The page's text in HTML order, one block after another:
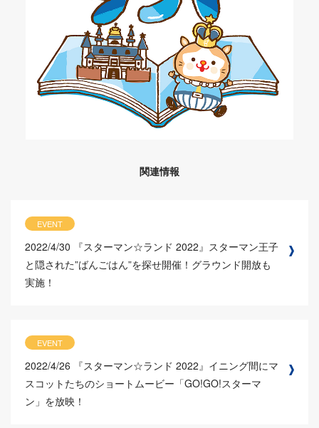
関連情報
EVENT
2022/4/30
『スターマン☆ランド 2022』スターマン王子
と隠された”ばんごはん”を探せ開催！グラウンド開放も
実施！
EVENT
2022/4/26
『スターマン☆ランド 2022』イニング間にマ
スコットたちのショートムービー「GO!GO!スターマ
ン」を放映！